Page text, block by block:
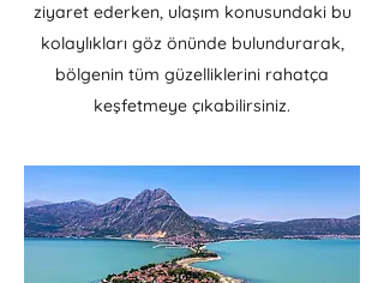
ziyaret ederken, ulaşım konusundaki bu
kolaylıkları göz önünde bulundurarak,
bölgenin tüm güzelliklerini rahatça
keşfetmeye çıkabilirsiniz.